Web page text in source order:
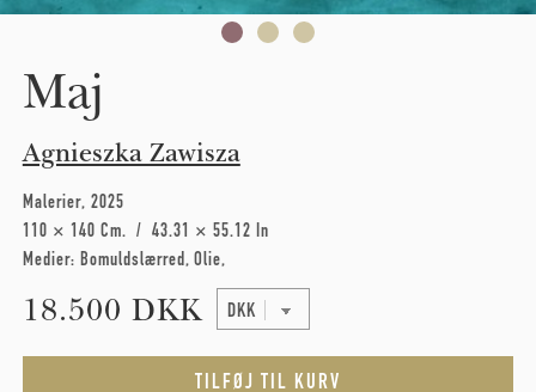
Maj
Agnieszka Zawisza
Malerier 2025
110 × 140 Cm
43.31 × 55.12 In
Medier: Bomuldslærred Olie
18.500 DKK